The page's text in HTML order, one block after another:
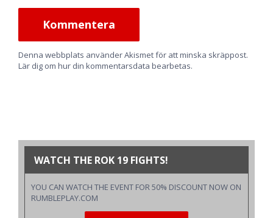
Denna webbplats använder Akismet för att minska skräppost.
Lär dig om hur din kommentarsdata bearbetas.
WATCH THE ROK 19 FIGHTS!
YOU CAN WATCH THE EVENT FOR 50% DISCOUNT NOW ON
RUMBLEPLAY.COM